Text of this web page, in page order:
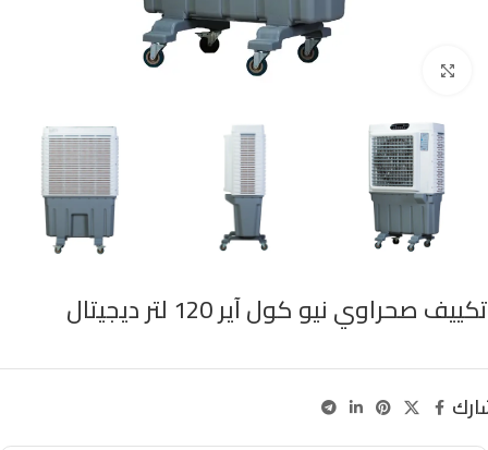
Click to enlarge
تكييف صحراوي نيو كول آير 120 لتر ديجيتال